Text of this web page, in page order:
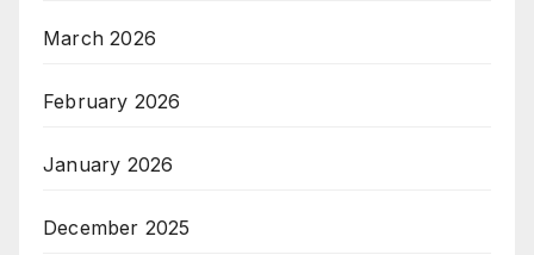
March 2026
February 2026
January 2026
December 2025